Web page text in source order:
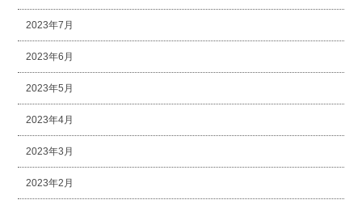
2023年7月
2023年6月
2023年5月
2023年4月
2023年3月
2023年2月